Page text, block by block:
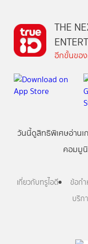
THE
อีกขั้นขอ
วันนี้ดูสิทธิพิเศษอ่าน
คอมมู
เกี่ยวกับทรูไอดี ข้อกำ
บริก